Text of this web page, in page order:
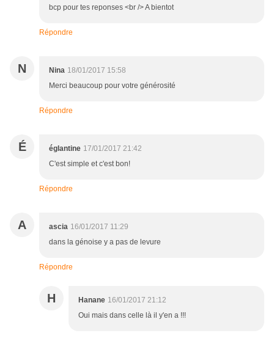
bcp pour tes reponses <br /> A bientot
Répondre
N Nina 18/01/2017 15:58
Merci beaucoup pour votre générosité
Répondre
É églantine 17/01/2017 21:42
C'est simple et c'est bon!
Répondre
A ascia 16/01/2017 11:29
dans la génoise y a pas de levure
Répondre
H Hanane 16/01/2017 21:12
Oui mais dans celle là il y'en a !!!